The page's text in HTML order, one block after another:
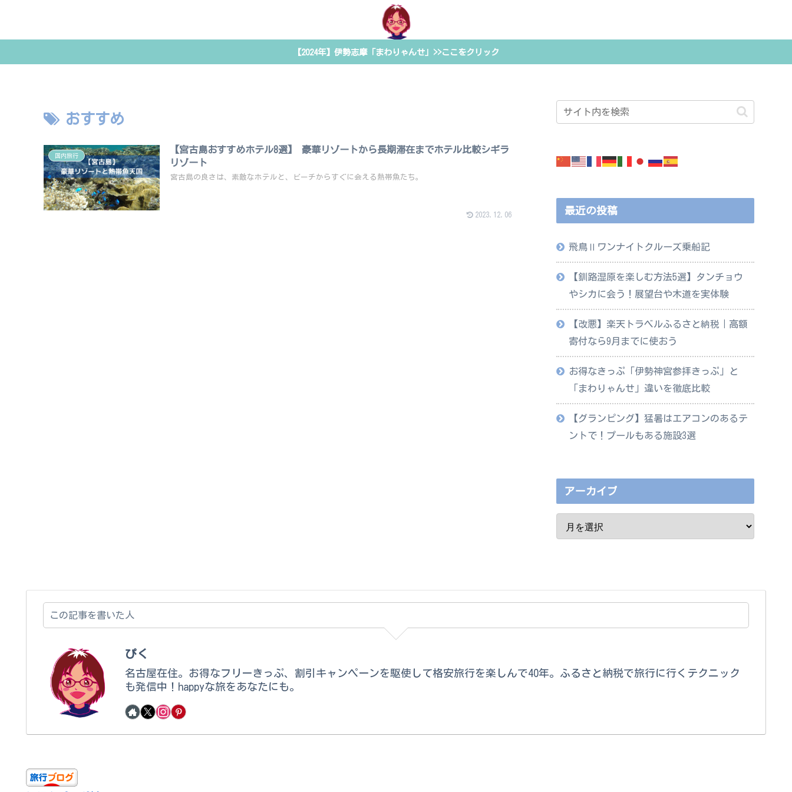
【2024年】伊勢志摩「まわりゃんせ」>>ここをクリック
おすすめ
国内旅行
【宮古島おすすめホテル8選】 豪華リゾートから長期滞在までホテル比較シギラ
リゾート
宮古島の良さは、素敵なホテルと、ビーチからすぐに会える熱帯魚たち。
2023.12.06 最近の投稿
飛鳥Ⅱワンナイトクルーズ乗船記
【釧路湿原を楽しむ方法5選】タンチョウ
やシカに会う！展望台や木道を実体験
【改悪】楽天トラベルふるさと納税｜高額
寄付なら9月までに使おう
お得なきっぷ「伊勢神宮参拝きっぷ」と
「まわりゃんせ」違いを徹底比較
【グランピング】猛暑はエアコンのあるテ
ントで！プールもある施設3選
アーカイブ
この記事を書いた人
ぴく
名古屋在住。お得なフリーきっぷ、割引キャンペーンを駆使して格安旅行を楽しんで40年。ふるさと納税で旅行に行くテクニック
も発信中！happyな旅をあなたにも。